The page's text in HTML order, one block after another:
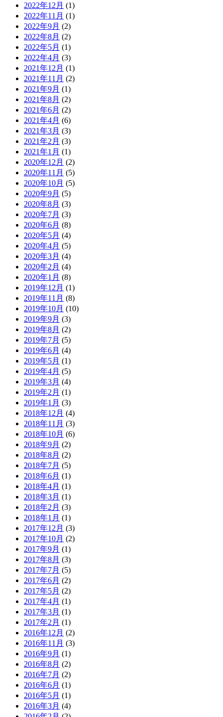
2022年12月 (1)
2022年11月 (1)
2022年9月 (2)
2022年8月 (2)
2022年5月 (1)
2022年4月 (3)
2021年12月 (1)
2021年11月 (2)
2021年9月 (1)
2021年8月 (2)
2021年6月 (2)
2021年4月 (6)
2021年3月 (3)
2021年2月 (3)
2021年1月 (1)
2020年12月 (2)
2020年11月 (5)
2020年10月 (5)
2020年9月 (5)
2020年8月 (3)
2020年7月 (3)
2020年6月 (8)
2020年5月 (4)
2020年4月 (5)
2020年3月 (4)
2020年2月 (4)
2020年1月 (8)
2019年12月 (1)
2019年11月 (8)
2019年10月 (10)
2019年9月 (3)
2019年8月 (2)
2019年7月 (5)
2019年6月 (4)
2019年5月 (1)
2019年4月 (5)
2019年3月 (4)
2019年2月 (1)
2019年1月 (3)
2018年12月 (4)
2018年11月 (3)
2018年10月 (6)
2018年9月 (2)
2018年8月 (2)
2018年7月 (5)
2018年6月 (1)
2018年4月 (1)
2018年3月 (1)
2018年2月 (3)
2018年1月 (1)
2017年12月 (3)
2017年10月 (2)
2017年9月 (1)
2017年8月 (3)
2017年7月 (5)
2017年6月 (2)
2017年5月 (2)
2017年4月 (1)
2017年3月 (1)
2017年2月 (1)
2016年12月 (2)
2016年11月 (3)
2016年9月 (1)
2016年8月 (2)
2016年7月 (2)
2016年6月 (1)
2016年5月 (1)
2016年3月 (4)